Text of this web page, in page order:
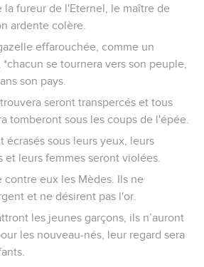
la fureur de l'Eternel, le maître de
ardente colère.
effarouchée, comme un
se tournera vers son peuple,
son pays.
seront transpercés et tous
tomberont sous les coups de l'épée.
écrasés sous leurs yeux, leurs
et leurs femmes seront violées.
eux les Mèdes. Ils ne
et ne désirent pas l'or.
les jeunes garçons, ils n’auront
les nouveau-nés, leur regard sera